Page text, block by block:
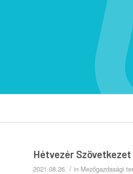
Hétvezér Szövetkezet
2021.08.26. / in Mezőgazdasági